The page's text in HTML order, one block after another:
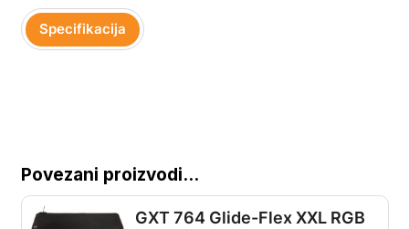
Specifikacija
Povezani proizvodi...
GXT 764 Glide-Flex XXL RGB